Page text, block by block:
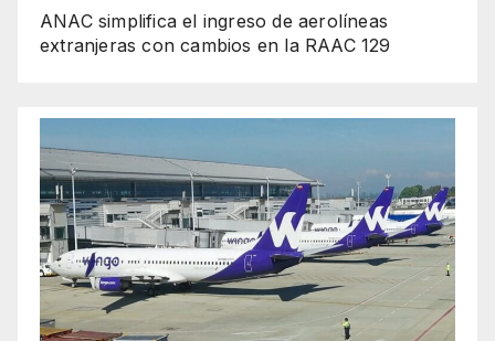
ANAC simplifica el ingreso de aerolíneas
extranjeras con cambios en la RAAC 129